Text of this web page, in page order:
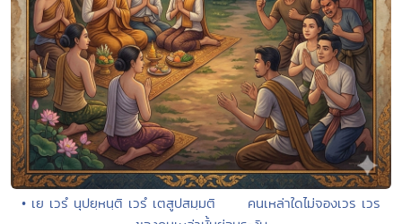
• เย เวรํ นุปยฺหนฺติ เวรํ เตสูปสมฺมติ คนเหล่าใดไม่จองเวร เวร